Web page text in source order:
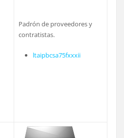
Padrón de proveedores y
contratistas.
ltaipbcsa75fxxxii